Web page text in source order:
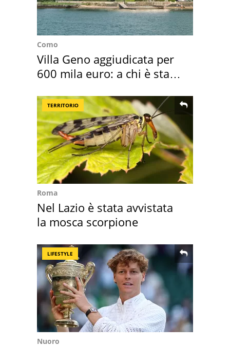
Como
Villa Geno aggiudicata per
600 mila euro: a chi è stata
TERRITORIO
Roma
Nel Lazio è stata avvistata
la mosca scorpione
LIFESTYLE
Nuoro